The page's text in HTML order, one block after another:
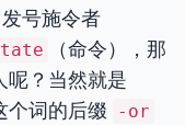
号施令者
（命令），那
呢？当然就是
个词的后缀 -or